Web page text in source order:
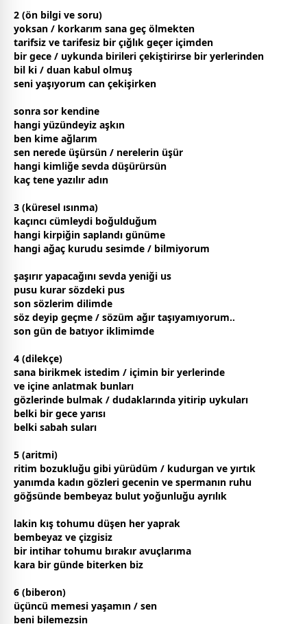
2 (ön bilgi ve soru)
yoksan / korkarım sana geç ölmekten
tarifsiz ve tarifesiz bir çığlık geçer içimden
bir gece / uykunda birileri çekiştirirse bir yerlerinden
bil ki / duan kabul olmuş
seni yaşıyorum can çekişirken
sonra sor kendine
hangi yüzündeyiz aşkın
ben kime ağlarım
sen nerede üşürsün / nerelerin üşür
hangi kimliğe sevda düşürürsün
kaç tene yazılır adın
3 (küresel ısınma)
kaçıncı cümleydi boğulduğum
hangi kirpiğin saplandı günüme
hangi ağaç kurudu sesimde / bilmiyorum
şaşırır yapacağını sevda yeniği us
pusu kurar sözdeki pus
son sözlerim dilimde
söz deyip geçme / sözüm ağır taşıyamıyorum..
son gün de batıyor iklimimde
4 (dilekçe)
sana birikmek istedim / içimin bir yerlerinde
ve içine anlatmak bunları
gözlerinde bulmak / dudaklarında yitirip uykuları
belki bir gece yarısı
belki sabah suları
5 (aritmi)
ritim bozukluğu gibi yürüdüm / kudurgan ve yırtık
yanımda kadın gözleri gecenin ve spermanın ruhu
göğsünde bembeyaz bulut yoğunluğu ayrılık
lakin kış tohumu düşen her yaprak
bembeyaz ve çizgisiz
bir intihar tohumu bırakır avuçlarıma
kara bir günde biterken biz
6 (biberon)
üçüncü memesi yaşamın / sen
beni bilemezsin